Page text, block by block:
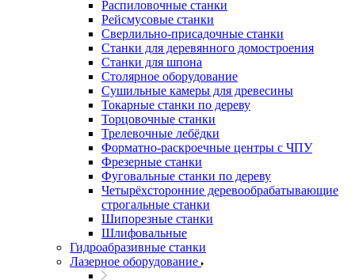
Распиловочные станки
Рейсмусовые станки
Сверлильно-присадочные станки
Станки для деревянного домостроения
Станки для шпона
Столярное оборудование
Сушильные камеры для древесины
Токарные станки по дереву
Торцовочные станки
Трелевочные лебёдки
Форматно-раскроечные центры с ЧПУ
Фрезерные станки
Фуговальные станки по дереву
Четырёхсторонние деревообрабатывающие
строгальные станки
Шипорезные станки
Шлифовальные
Гидроабразивные станки
Лазерное оборудование